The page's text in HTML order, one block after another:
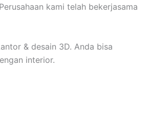
kami telah bekerjasama
& desain 3D. Anda bisa
interior.